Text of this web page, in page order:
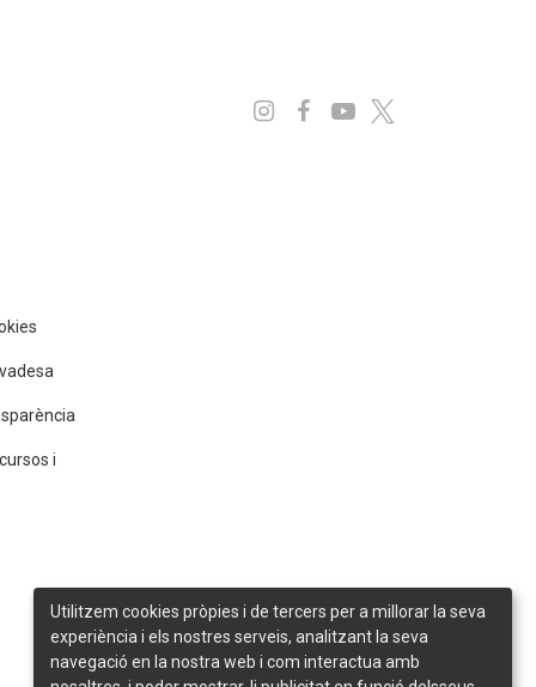
i
Instagram
Facebook
Youtube
Utilitzem cookies pròpies i de tercers per a millorar la seva
experiència i els nostres serveis, analitzant la seva
navegació en la nostra web i com interactua amb